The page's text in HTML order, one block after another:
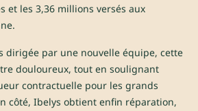
et les 3,36 millions versés aux
dirigée par une nouvelle équipe, cette
douloureux, tout en soulignant
contractuelle pour les grands
côté, Ibelys obtient enfin réparation,